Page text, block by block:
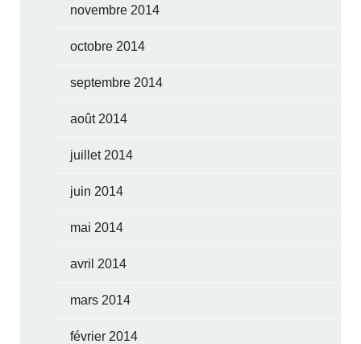
novembre 2014
octobre 2014
septembre 2014
août 2014
juillet 2014
juin 2014
mai 2014
avril 2014
mars 2014
février 2014